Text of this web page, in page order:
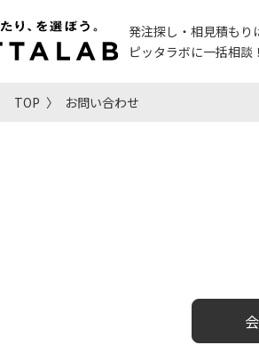
発注探し・相見積もり
ピッタラボに一括相談
TOP お問い合わせ